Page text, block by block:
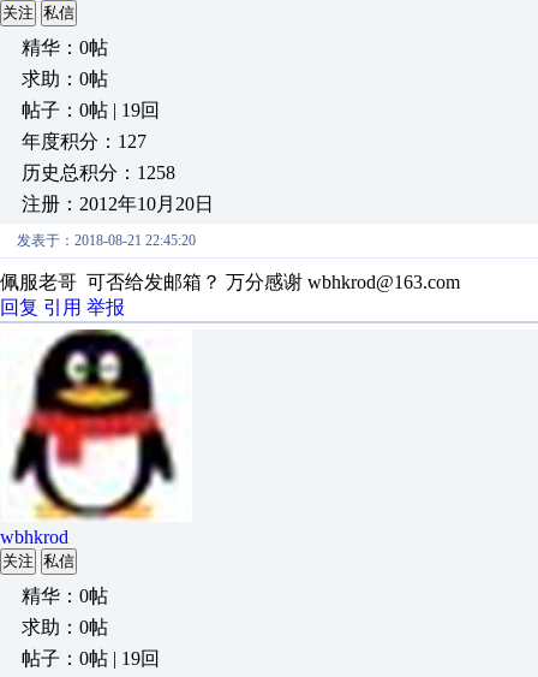
关注 私信
精华：0帖
求助：0帖
帖子：0帖 | 19回
年度积分：127
历史总积分：1258
注册：2012年10月20日
发表于：2018-08-21 22:45:20
佩服老哥 可否给发邮箱？ 万分感谢 wbhkrod@163.com
回复 引用 举报
wbhkrod
关注 私信
精华：0帖
求助：0帖
帖子：0帖 | 19回